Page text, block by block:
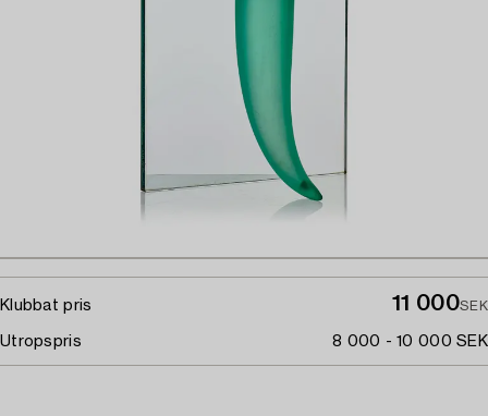
Klubbat pris 11 000SEK
Utropspris 8 000 - 10 000 SEK